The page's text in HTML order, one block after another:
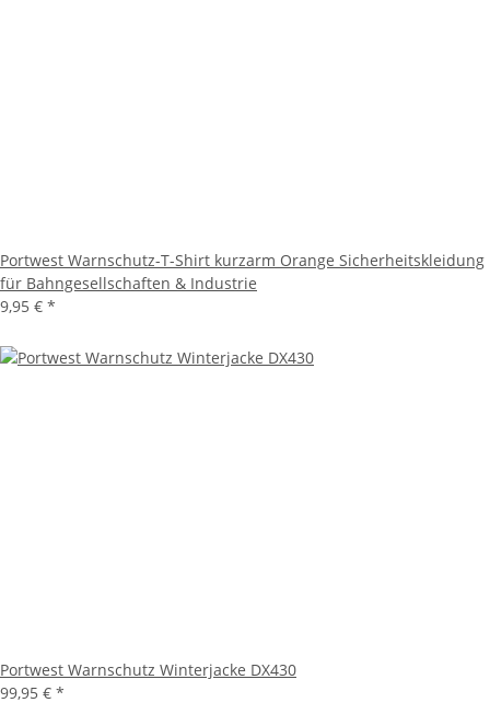
Portwest Warnschutz-T-Shirt kurzarm Orange Sicherheitskleidung
für Bahngesellschaften & Industrie
9,95 € *
Portwest Warnschutz Winterjacke DX430
99,95 € *